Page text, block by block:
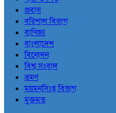
প্রবাস
বরিশাল বিভাগ
বাণিজ্য
বাংলাদেশ
বিনোদন
বিশ্ব সংবাদ
ভ্রমণ
ময়মনসিংহ বিভাগ
মুক্তমত